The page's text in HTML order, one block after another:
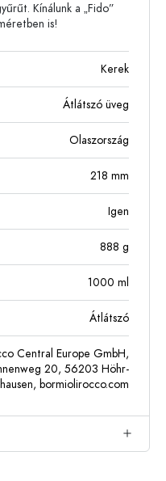
Kínálunk a „Fido”
is!
Kerek
Átlátszó üveg
Olaszország
218 mm
Igen
888 g
1000 ml
Átlátszó
Central Europe GmbH,
20, 56203 Höhr-
bormiolirocco.com